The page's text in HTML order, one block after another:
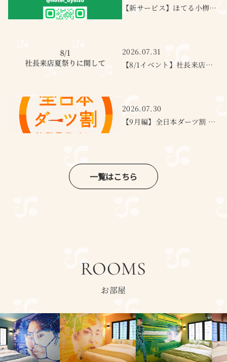
【新サービス】ほてる小栁津公式LINE開設のお知らせ
2026.07.31
【8/1イベント】社長来店夏祭りについて
2026.07.30
【9月編】全日本ダーツ割 特別優待プラン
一覧はこちら
ROOMS
お部屋